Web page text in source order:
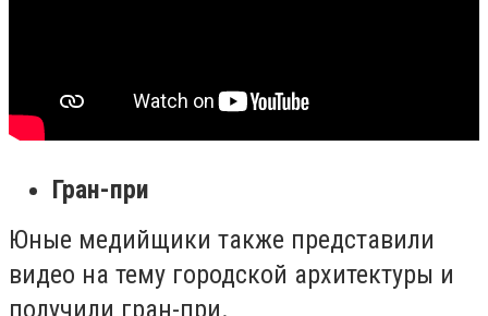
Гран-при
Юные медийщики также представили
видео на тему городской архитектуры и
получили гран-при.